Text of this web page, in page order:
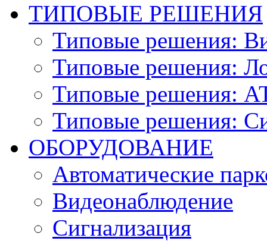
ТИПОВЫЕ РЕШЕНИЯ
Типовые решения:
Типовые решения:
Типовые решения:
Типовые решения:
ОБОРУДОВАНИЕ
Автоматические
Видеонаблюдение
Сигнализация